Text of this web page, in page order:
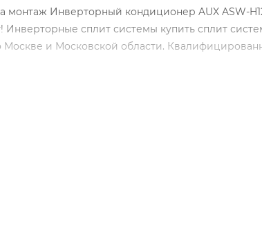
монтаж Инверторный кондиционер AUX ASW-
сплит системы купить сплит
Москве и Московской области.